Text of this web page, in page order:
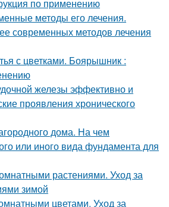
по применению
методы его лечения.
современных методов лечения
с цветками. Боярышник :
железы эффективно и
проявления хронического
дома. На чем
или иного вида фундамента для
растениями. Уход за
зимой
цветами. Уход за